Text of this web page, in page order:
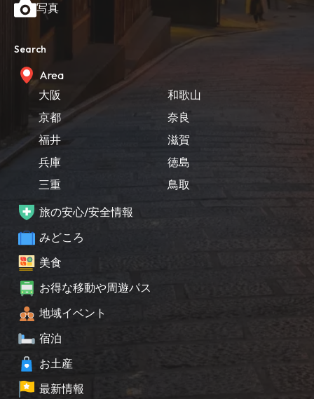
写真
Search
Area
大阪
京都
福井
兵庫
三重
和歌山
奈良
滋賀
徳島
鳥取
旅の安心/安全情報
みどころ
美食
お得な移動や周遊パス
地域イベント
宿泊
お土産
最新情報